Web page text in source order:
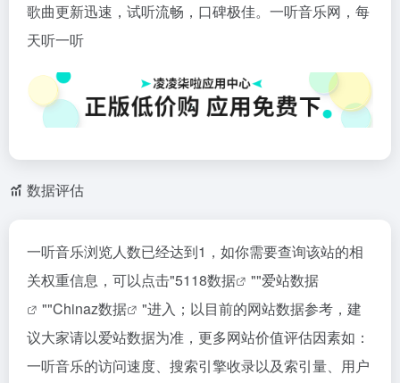
歌曲更新迅速，试听流畅，口碑极佳。一听音乐网，每
天听一听
数据评估
一听音乐浏览人数已经达到1，如你需要查询该站的相
关权重信息，可以点击"5118数据 ""爱站数据
""Chinaz数据
"进入；以目前的网站数据参考，建
议大家请以爱站数据为准，更多网站价值评估因素如：
一听音乐的访问速度、搜索引擎收录以及索引量、用户